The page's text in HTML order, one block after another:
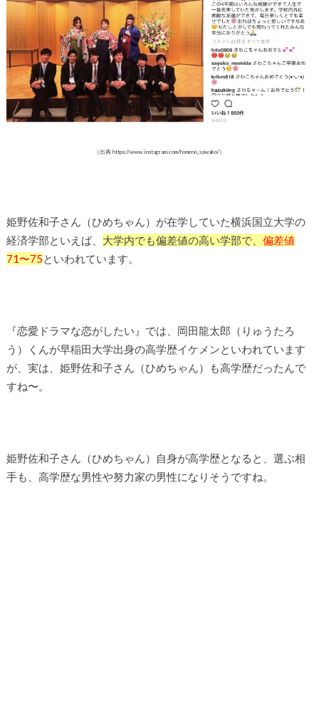
（出典 https://www.instagram.com/himeno_sawako/）
姫野佐和子さん（ひめちゃん）が在学していた横浜国立大学の
経済学部といえば、 大学内でも偏差値の高い学部で、 偏差値
71〜75といわれています。
『恋愛ドラマな恋がしたい』では、岡田龍太郎（りゅうたろ
う）くんが早稲田大学出身の高学歴イケメンといわれています
が、実は、姫野佐和子さん（ひめちゃん）も高学歴だったんで
すね〜。
姫野佐和子さん（ひめちゃん）自身が高学歴となると、選ぶ相
手も、高学歴な男性や努力家の男性になりそうですね。